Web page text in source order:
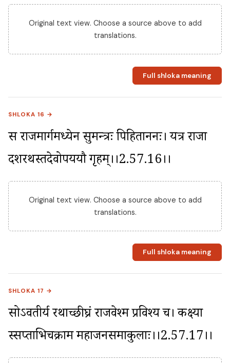
Original text view. Choose a source above to add
translations.
Full shloka meaning
SHLOKA 16 →
स राजमार्गमध्येन सुमन्त्रः पिहिताननः। यत्र राजा
दशरथस्तदेवोपययौ गृहम्।।2.57.16।।
Original text view. Choose a source above to add
translations.
Full shloka meaning
SHLOKA 17 →
सोऽवतीर्य रथाच्छीघ्रं राजवेश्म प्रविश्य च। कक्ष्या
स्सप्ताभिचक्राम महाजनसमाकुलाः।।2.57.17।।